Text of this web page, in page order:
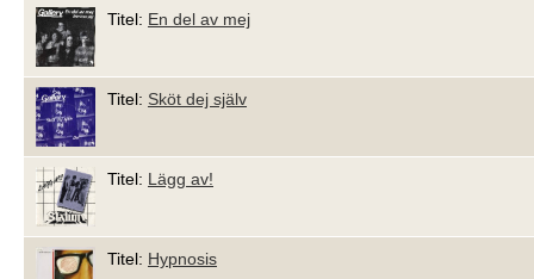
Titel: En del av mej
Titel: Sköt dej själv
Titel: Lägg av!
Titel: Hypnosis